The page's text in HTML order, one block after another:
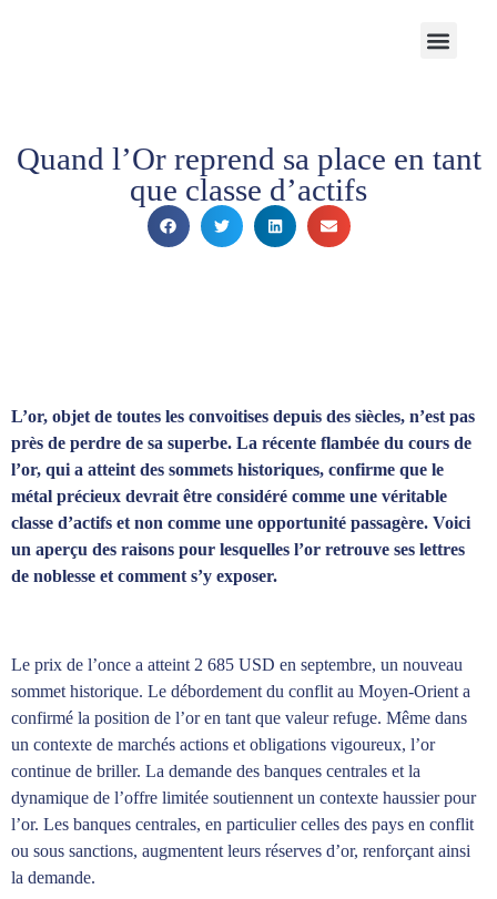
Quand l’Or reprend sa place en tant
que classe d’actifs
L’or, objet de toutes les convoitises depuis des siècles, n’est pas
près de perdre de sa superbe. La récente flambée du cours de
l’or, qui a atteint des sommets historiques, confirme que le
métal précieux devrait être considéré comme une véritable
classe d’actifs et non comme une opportunité passagère. Voici
un aperçu des raisons pour lesquelles l’or retrouve ses lettres
de noblesse et comment s’y exposer.
Le prix de l’once a atteint 2 685 USD en septembre, un nouveau
sommet historique. Le débordement du conflit au Moyen-Orient a
confirmé la position de l’or en tant que valeur refuge. Même dans
un contexte de marchés actions et obligations vigoureux, l’or
continue de briller. La demande des banques centrales et la
dynamique de l’offre limitée soutiennent un contexte haussier pour
l’or. Les banques centrales, en particulier celles des pays en conflit
ou sous sanctions, augmentent leurs réserves d’or, renforçant ainsi
la demande.